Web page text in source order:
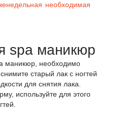
необходимая
spa маникюр
маникюр, необходимо
старый лак с ногтей
для снятия лака.
используйте для этого